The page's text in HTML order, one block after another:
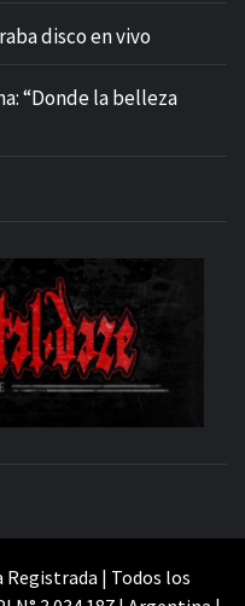
disco en vivo
“Donde la belleza
Registrada | Todos los